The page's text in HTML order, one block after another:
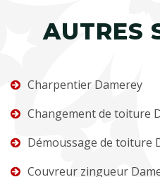
AUTRES
Charpentier Damerey
Changement de toiture
Démoussage de toiture
Couvreur zingueur